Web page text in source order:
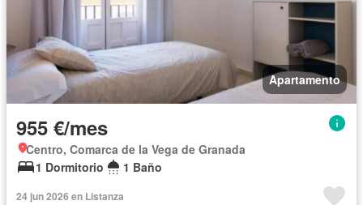
Apartamento
955 €/mes
Centro, Comarca de la Vega de Granada
1 Dormitorio
1 Baño
24 jun 2026 en Listanza